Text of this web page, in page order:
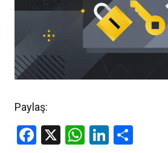
Paylaş:
Facebook
X WhatsApp
LinkedIn